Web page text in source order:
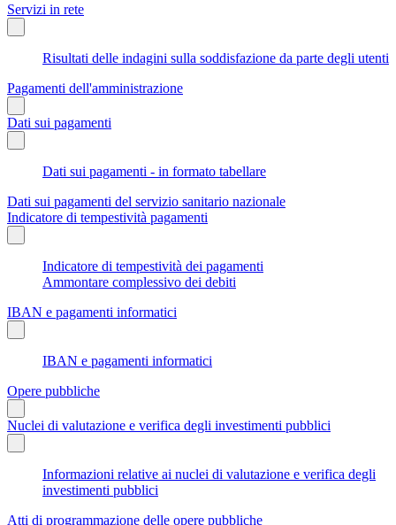
Servizi in rete
Risultati delle indagini sulla soddisfazione da parte degli utenti
Pagamenti dell'amministrazione
Dati sui pagamenti
Dati sui pagamenti - in formato tabellare
Dati sui pagamenti del servizio sanitario nazionale
Indicatore di tempestività pagamenti
Indicatore di tempestività dei pagamenti
Ammontare complessivo dei debiti
IBAN e pagamenti informatici
IBAN e pagamenti informatici
Opere pubbliche
Nuclei di valutazione e verifica degli investimenti pubblici
Informazioni relative ai nuclei di valutazione e verifica degli
investimenti pubblici
Atti di programmazione delle opere pubbliche